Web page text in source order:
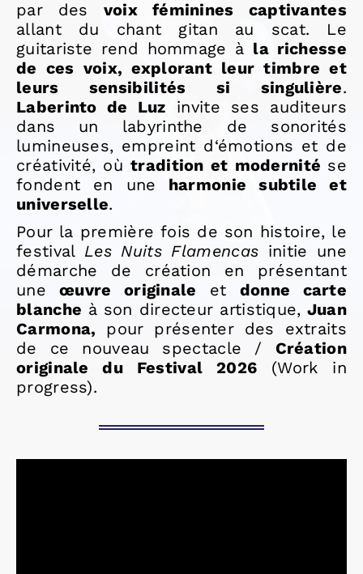
par des voix féminines captivantes
allant du chant gitan au scat. Le
guitariste rend hommage à la richesse
de ces voix, explorant leur timbre et
leurs sensibilités si singulière.
Laberinto de Luz invite ses auditeurs
dans un labyrinthe de sonorités
lumineuses, empreint d‘émotions et de
créativité, oùtradition et modernité se
fondent en une harmonie subtile et
universelle.
Pour la première fois de son histoire, le
festival Les Nuits Flamencas initie une
démarche de création en présentant
uneœuvre originale et donne carte
blanche à son directeur artistique, Juan
Carmona, pour présenter des extraits
de ce nouveau spectacle / Création
originale du Festival 2026 (Work in
progress).